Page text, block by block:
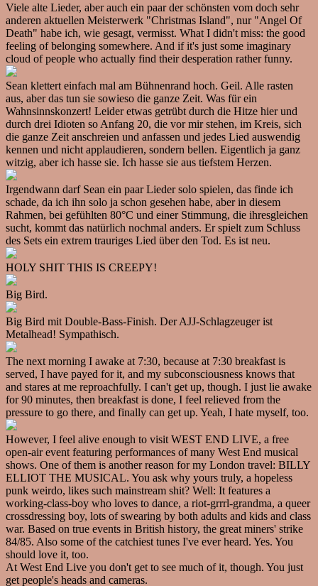
Viele alte Lieder, aber auch ein paar der schönsten vom doch sehr
anderen aktuellen Meisterwerk "Christmas Island", nur "Angel Of
Death" habe ich, wie gesagt, vermisst. What I didn't miss: the good
feeling of belonging somewhere. And if it's just some imaginary
cloud of people who actually find their desperation rather funny.
Sean klettert einfach mal am Bühnenrand hoch. Geil. Alle rasten
aus, aber das tun sie sowieso die ganze Zeit. Was für ein
Wahnsinnskonzert! Leider etwas getrübt durch die Hitze hier und
durch drei Idioten so Anfang 20, die vor mir stehen, im Kreis, sich
die ganze Zeit anschreien und anfassen und jedes Lied auswendig
kennen und nicht applaudieren, sondern bellen. Eigentlich ja ganz
witzig, aber ich hasse sie. Ich hasse sie aus tiefstem Herzen.
Irgendwann darf Sean ein paar Lieder solo spielen, das finde ich
schade, da ich ihn solo ja schon gesehen habe, aber in diesem
Rahmen, bei gefühlten 80°C und einer Stimmung, die ihresgleichen
sucht, kommt das natürlich nochmal anders. Er spielt zum Schluss
des Sets ein extrem trauriges Lied über den Tod. Es ist neu.
HOLY SHIT THIS IS CREEPY!
Big Bird.
Big Bird mit Double-Bass-Finish. Der AJJ-Schlagzeuger ist
Metalhead! Sympathisch.
The next morning I awake at 7:30, because at 7:30 breakfast is
served, I have payed for it, and my subconsciousness knows that
and stares at me reproachfully. I can't get up, though. I just lie awake
for 90 minutes, then breakfast is done, I feel relieved from the
pressure to go there, and finally can get up. Yeah, I hate myself, too.
However, I feel alive enough to visit WEST END LIVE, a free
open-air event featuring performances of many West End musical
shows. One of them is another reason for my London travel: BILLY
ELLIOT THE MUSICAL. You ask why yours truly, a hopeless
punk weirdo, likes such mainstream shit? Well: It features a
working-class-boy who loves to dance, a riot-grrrl-grandma, a queer
crossdressing boy, lots of swearing by both adults and kids and class
war. Based on true events in British history, the great miners' strike
84/85. Also some of the catchiest tunes I've ever heard. Yes. You
should love it, too.
At West End Live you don't get to see much of it, though. You just
get people's heads and cameras.